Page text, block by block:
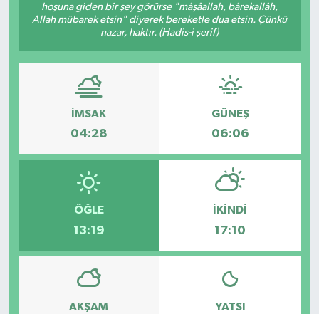
hoşuna giden bir şey görürse "mâşâallah, bârekallâh,
Allah mübarek etsin" diyerek bereketle dua etsin. Çünkü
nazar, haktır. (Hadis-i şerif)
İMSAK
04:28
GÜNEŞ
06:06
ÖĞLE
13:19
İKINDI
17:10
AKŞAM YATSI